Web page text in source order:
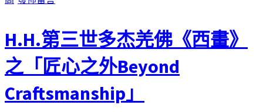
H.H.第三世多杰羌佛《西畫》
之「匠心之外Beyond
Craftsmanship」